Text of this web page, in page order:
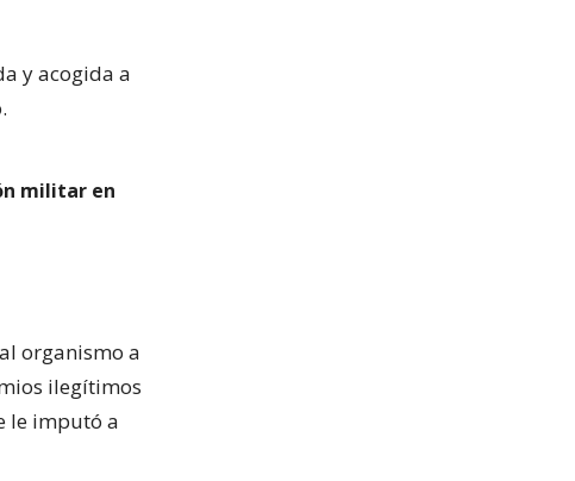
y acogida a
militar en
organismo a
ilegítimos
le imputó a